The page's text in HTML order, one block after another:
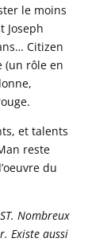
le moins
Joseph
Citizen
(un rôle en
et talents
reste
du
Nombreux
Existe aussi